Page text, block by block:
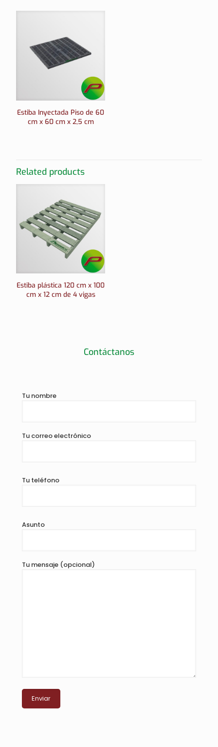
Estiba Inyectada Piso de 60
cm x 60 cm x 2,5 cm
Related products
Estiba plástica 120 cm x 100
cm x 12 cm de 4 vigas
Contáctanos
Tu nombre
Tu correo electrónico
Tu teléfono
Asunto
Tu mensaje (opcional)